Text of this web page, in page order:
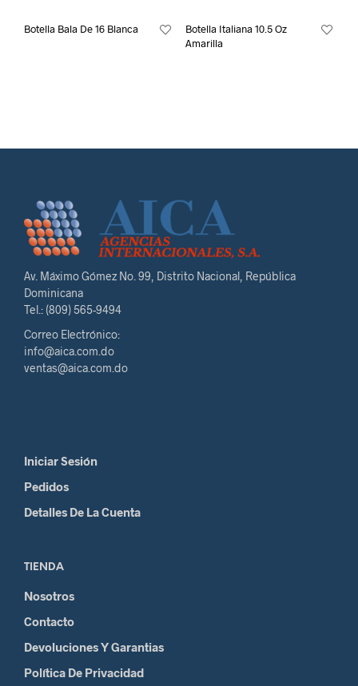
Botella Bala De 16 Blanca
Botella Italiana 10.5 Oz
Amarilla
Av. Máximo Gómez No. 99, Distrito Nacional, República
Dominicana
Tel.: (809) 565-9494
Correo Electrónico:
info@aica.com.do
ventas@aica.com.do
Iniciar Sesión
Pedidos
Detalles De La Cuenta
TIENDA
Nosotros
Contacto
Devoluciones Y Garantias
Política De Privacidad